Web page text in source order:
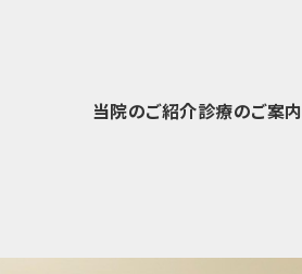
当院のご紹介診療のご案内